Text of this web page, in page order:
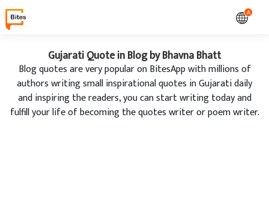
A
Gujarati Quote in Blog by Bhavna Bhatt
Blog quotes are very popular on BitesApp with millions of
authors writing small inspirational quotes in Gujarati daily
and inspiring the readers, you can start writing today and
fulfill your life of becoming the quotes writer or poem writer.